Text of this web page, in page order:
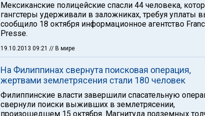
Мексиканские полицейские спасли 44 человека,
гангстеры удерживали в заложниках, требуя уплаты
сообщило 18 октября информационное агентство
Presse.
19.10.2013 09:21 // В мире
На Филиппинах свернута поисковая операция,
жертвами землетрясения стали 180 человек
Филиппинские власти завершили спасательную
свернули поиски выживших в землетрясении,
произошедшем 15 октября. Магнитуда подземных